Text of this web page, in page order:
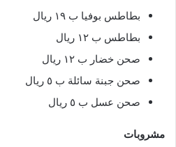
بطاطس بوفيا ب ١٩ ريال
بطاطس ب ١٢ ريال
صحن خضار ب ١٢ ريال
صحن جبنة سائلة ب ٥ ريال
صحن عسل ب ٥ ريال
مشروبات